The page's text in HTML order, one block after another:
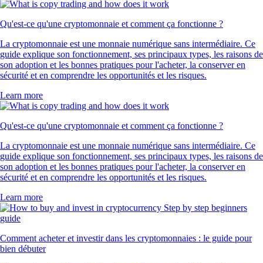
Qu'est-ce qu'une cryptomonnaie et comment ça fonctionne ?
La cryptomonnaie est une monnaie numérique sans intermédiaire. Ce
guide explique son fonctionnement, ses principaux types, les raisons de
son adoption et les bonnes pratiques pour l'acheter, la conserver en
sécurité et en comprendre les opportunités et les risques.
Learn more
Qu'est-ce qu'une cryptomonnaie et comment ça fonctionne ?
La cryptomonnaie est une monnaie numérique sans intermédiaire. Ce
guide explique son fonctionnement, ses principaux types, les raisons de
son adoption et les bonnes pratiques pour l'acheter, la conserver en
sécurité et en comprendre les opportunités et les risques.
Learn more
Comment acheter et investir dans les cryptomonnaies : le guide pour
bien débuter